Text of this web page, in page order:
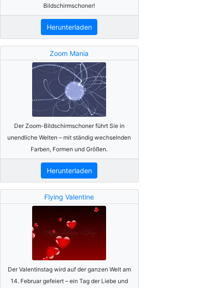
Bildschirmschoner!
Herunterladen
Zoom Mania
Der Zoom-Bildschirmschoner führt Sie in
unendliche Welten – mit ständig wechselnden
Farben, Formen und Größen.
Herunterladen
Flying Valentine
Der Valentinstag wird auf der ganzen Welt am
14. Februar gefeiert – ein Tag der Liebe und